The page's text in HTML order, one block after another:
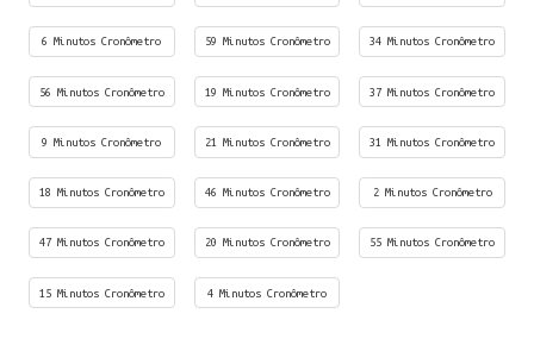
6 Minutos Cronômetro 59 Minutos Cronômetro 34 Minutos Cronômetro
56 Minutos Cronômetro 19 Minutos Cronômetro 37 Minutos Cronômetro
9 Minutos Cronômetro 21 Minutos Cronômetro 31 Minutos Cronômetro
18 Minutos Cronômetro 46 Minutos Cronômetro 2 Minutos Cronômetro
47 Minutos Cronômetro 20 Minutos Cronômetro 55 Minutos Cronômetro
15 Minutos Cronômetro 4 Minutos Cronômetro